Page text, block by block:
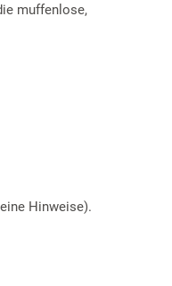
muffenlose,
Hinweise).